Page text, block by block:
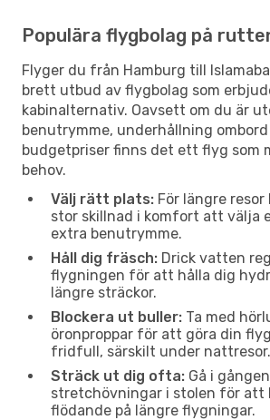
Populära flygbolag på
Flyger du från Hamburg till
brett utbud av flygbolag som
kabinalternativ. Oavsett om du är
benutrymme, underhållning
budgetpriser finns det ett flyg som
behov.
Välj rätt plats: För längre
stor skillnad i komfort att välja
extra benutrymme.
Håll dig fräsch: Drick vatten
flygningen för att hålla dig
längre sträckor.
Blockera ut buller: Ta med
öronproppar för att göra din
fridfull, särskilt under nattresor.
Sträck ut dig ofta: Gå i
stretchövningar i stolen för att
flödande på längre flygningar.